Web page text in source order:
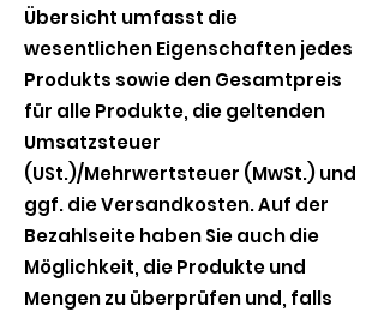
Übersicht umfasst die
wesentlichen Eigenschaften jedes
Produkts sowie den Gesamtpreis
für alle Produkte, die geltenden
Umsatzsteuer
(USt.)/Mehrwertsteuer (MwSt.) und
ggf. die Versandkosten. Auf der
Bezahlseite haben Sie auch die
Möglichkeit, die Produkte und
Mengen zu überprüfen und, falls